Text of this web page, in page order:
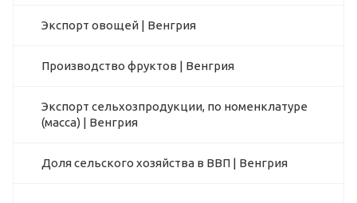
Экспорт овощей | Венгрия
Производство фруктов | Венгрия
Экспорт сельхозпродукции, по номенклатуре
(масса) | Венгрия
Доля сельского хозяйства в ВВП | Венгрия